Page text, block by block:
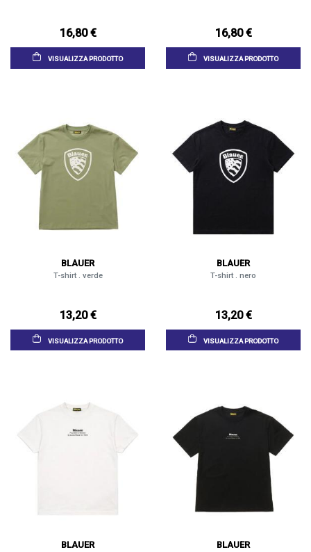
16,80 €
VISUALIZZA PRODOTTO
16,80 €
VISUALIZZA PRODOTTO
BLAUER
T-shirt . verde
13,20 €
VISUALIZZA PRODOTTO
BLAUER
T-shirt . nero
13,20 €
VISUALIZZA PRODOTTO
BLAUER BLAUER